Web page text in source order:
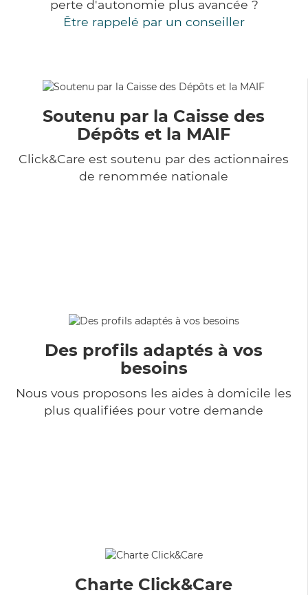
perte d'autonomie plus avancée ?
Être rappelé par un conseiller
Soutenu par la Caisse des
Dépôts et la MAIF
Click&Care est soutenu par des actionnaires
de renommée nationale
Des profils adaptés à vos
besoins
Nous vous proposons les aides à domicile les
plus qualifiées pour votre demande
Charte Click&Care